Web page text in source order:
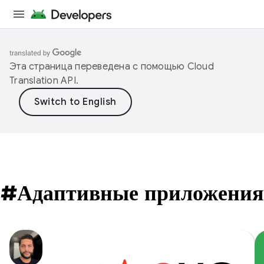
Эта страница переведена с помощью Cloud
Translation API.
#Адаптивные приложения